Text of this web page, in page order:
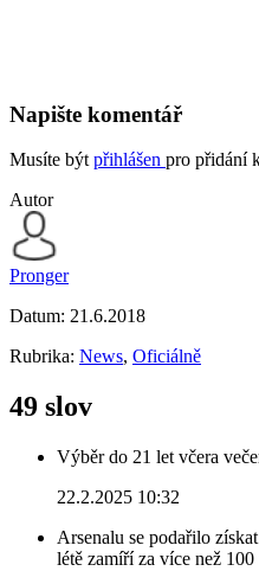
Napište komentář
Musíte být přihlášen pro přidání
Autor
Pronger
Datum: 21.6.2018
Rubrika: News, Oficiálně
49 slov
Výběr do 21 let včera
22.2.2025 10:32
Arsenalu se podařilo
létě zamíří za více než